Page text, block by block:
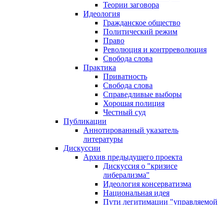
Теории заговора
Идеология
Гражданское общество
Политический режим
Право
Революция и контрреволюция
Свобода слова
Практика
Приватность
Свобода слова
Справедливые выборы
Хорошая полиция
Честный суд
Публикации
Аннотированный указатель
литературы
Дискуссии
Архив предыдущего проекта
Дискуссия о "кризисе
либерализма"
Идеология консерватизма
Национальная идея
Пути легитимации "управляемой